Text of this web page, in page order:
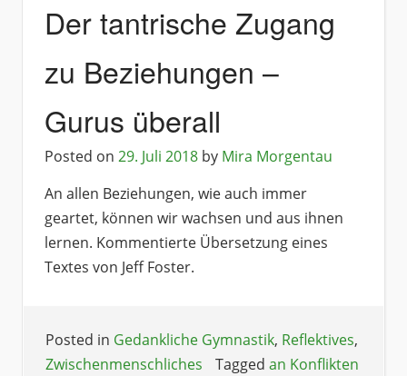
Der tantrische Zugang
zu Beziehungen –
Gurus überall
Posted on 29. Juli 2018 by Mira Morgentau
An allen Beziehungen, wie auch immer
geartet, können wir wachsen und aus ihnen
lernen. Kommentierte Übersetzung eines
Textes von Jeff Foster.
Posted in Gedankliche Gymnastik, Reflektives,
Zwischenmenschliches
Tagged an Konflikten